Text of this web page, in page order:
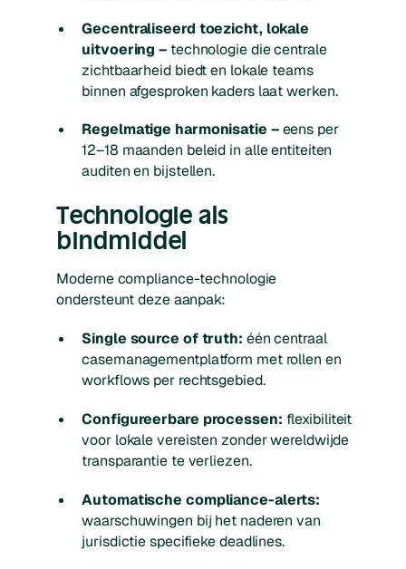
Gecentraliseerd toezicht, lokale
uitvoering – technologie die centrale
zichtbaarheid biedt en lokale teams
binnen afgesproken kaders laat werken.
Regelmatige harmonisatie –eens per
12–18 maanden beleid in alle entiteiten
auditen en bijstellen.
Technologie als
bindmiddel
Moderne compliance­-technologie
ondersteunt deze aanpak:
Single source of truth: één centraal
casemanagementplatform met rollen en
workflows per rechtsgebied.
Configureerbare processen: flexibiliteit
voor lokale vereisten zonder wereldwijde
transparantie te verliezen.
Automatische compliance­-alerts:
waarschuwingen bij het naderen van
jurisdictie specifieke deadlines.